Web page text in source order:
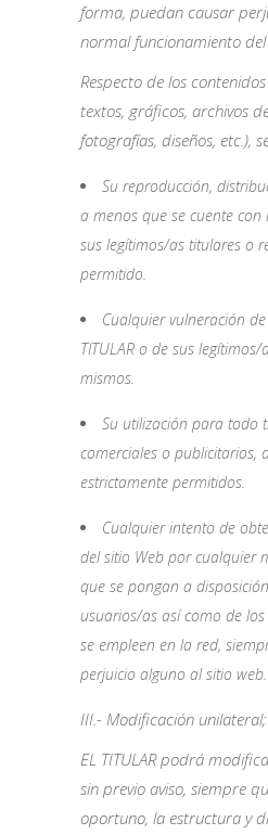
forma, puedan causar
normal funcionamiento del
Respecto de los
textos, gráficos, archivos
fotografías, diseños, etc.),
Su reproducción,
a menos que se cuente
sus legítimos/as titulares o
permitido.
Cualquier vulneración
TITULAR o de sus
mismos.
Su utilización para todo
comerciales o publicitarios,
estrictamente permitidos.
Cualquier intento de
del sitio Web por cualquier
que se pongan a
usuarios/as así como de
se empleen en la red,
perjuicio alguno al sitio web.
III.- Modificación unilateral;
EL TITULAR podrá
sin previo aviso, siempre
oportuno, la estructura y